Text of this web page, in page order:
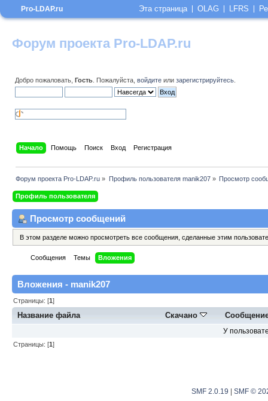
Форум проекта Pro-LDAP.ru
Добро пожаловать, Гость . Пожалуйста, войдите или зарегистрируйтесь
Начало Помощь Поиск Вход Регистрация
Форум проекта Pro-LDAP.ru » Профиль пользователя manik207» Просмотр
Профиль пользователя
Просмотр сообщений
В этом разделе можно просмотреть все сообщения, сделанные этим
Сообщения Темы Вложения
Вложения - manik207
Страницы: [1]
Название файла Скачано
У
Страницы: [1]
SMF 2.0.19 | SMF ©
Pro-LDAP.ru Эта страница OLAG LFRS